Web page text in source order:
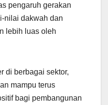
pengaruh gerakan
nilai dakwah dan
lebih luas oleh
di berbagai sektor,
mampu terus
bagi pembangunan